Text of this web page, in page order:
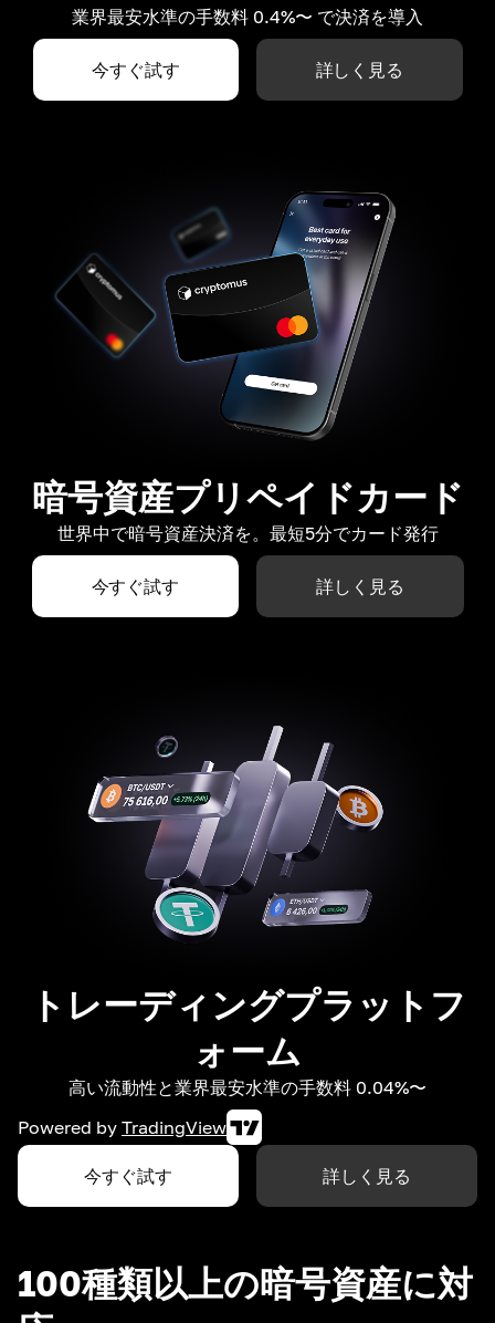
業界最安水準の手数料 0.4%〜 で決済を導入
今すぐ試す 詳しく見る
暗号資産プリペイドカード
世界中で暗号資産決済を。最短5分でカード発行
今すぐ試す 詳しく見る
トレーディングプラットフ
ォーム
高い流動性と業界最安水準の手数料 0.04%〜
Powered by TradingView
今すぐ試す 詳しく見る
100種類以上の暗号資産に対